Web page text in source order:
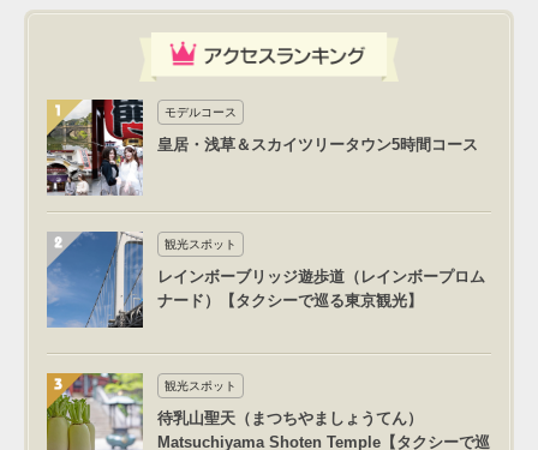
モデルコース
皇居・浅草＆スカイツリータウン5時間コース
観光スポット
レインボーブリッジ遊歩道（レインボープロム
ナード）【タクシーで巡る東京観光】
観光スポット
待乳山聖天（まつちやましょうてん）
Matsuchiyama Shoten Temple【タクシーで巡